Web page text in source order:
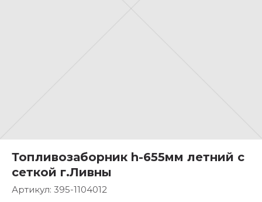
Топливозаборник h-655мм летний с
сеткой г.Ливны
Артикул: 395-1104012